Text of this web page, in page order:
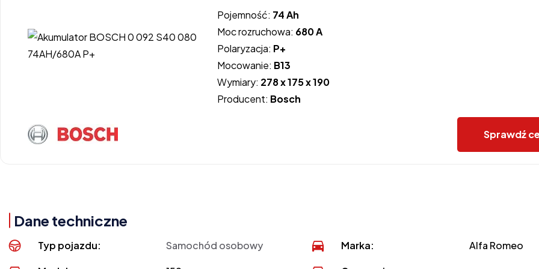
Pojemność: 74 Ah
Moc rozruchowa: 680 A
Polaryzacja: P+
Mocowanie: B13
Wymiary: 278 x 175 x 190
Producent: Bosch
Sprawdź
Dane techniczne
Typ pojazdu: Samochód osobowy Marka: Alfa Romeo